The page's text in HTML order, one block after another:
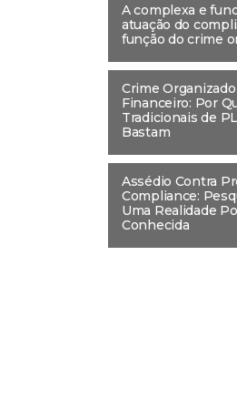
A complexa e
atuação do
função do crime
Crime
Financeiro: Por
Tradicionais de
Bastam
Assédio Contra
Compliance:
Uma Realidade
Conhecida